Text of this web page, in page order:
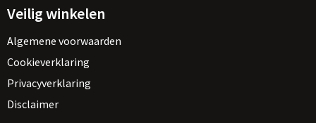
Veilig winkelen
Algemene voorwaarden
Cookieverklaring
Privacyverklaring
Disclaimer